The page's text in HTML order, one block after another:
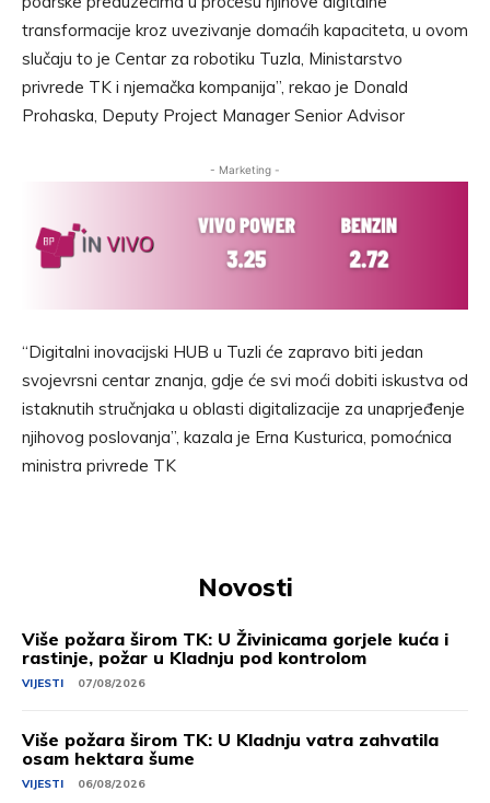
transformacije kroz uvezivanje domaćih kapaciteta, u ovom
slučaju to je Centar za robotiku Tuzla, Ministarstvo
privrede TK i njemačka kompanija”, rekao je Donald
Prohaska, Deputy Project Manager Senior Advisor
- Marketing -
“Digitalni inovacijski HUB u Tuzli će zapravo biti jedan
svojevrsni centar znanja, gdje će svi moći dobiti iskustva od
istaknutih stručnjaka u oblasti digitalizacije za unaprjeđenje
njihovog poslovanja”, kazala je Erna Kusturica, pomoćnica
ministra privrede TK
Novosti
Više požara širom TK: U Živinicama gorjele kuća i
rastinje, požar u Kladnju pod kontrolom
VIJESTI 07/08/2026
Više požara širom TK: U Kladnju vatra zahvatila
osam hektara šume
VIJESTI 06/08/2026